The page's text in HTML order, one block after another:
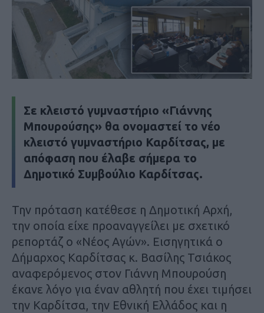
Σε κλειστό γυμναστήριο «Γιάννης
Μπουρούσης» θα ονομαστεί το νέο
κλειστό γυμναστήριο Καρδίτσας, με
απόφαση που έλαβε σήμερα το
Δημοτικό Συμβούλιο Καρδίτσας.
Την πρόταση κατέθεσε η Δημοτική Αρχή,
την οποία είχε προαναγγείλει με σχετικό
ρεπορτάζ ο «Νέος Αγών». Εισηγητικά ο
Δήμαρχος Καρδίτσας κ. Βασίλης Τσιάκος
αναφερόμενος στον Γιάννη Μπουρούση
έκανε λόγο για έναν αθλητή που έχει τιμήσει
την Καρδίτσα, την Εθνική Ελλάδος και η